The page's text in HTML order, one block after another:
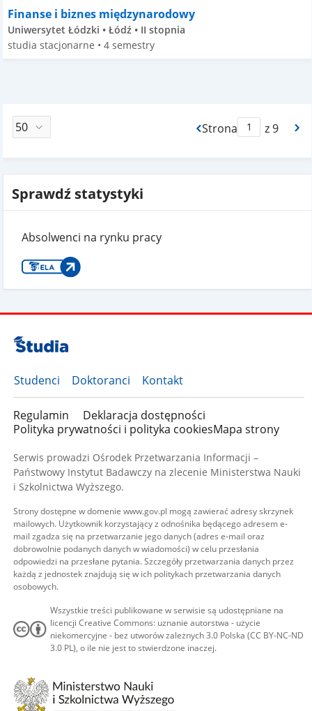
Finanse i biznes międzynarodowy
Uniwersytet Łódzki • Łódź • II stopnia
studia stacjonarne • 4 semestry
Strona
Max Stronaz 9
Sprawdź statystyki
Absolwenci na rynku pracy
Studenci Doktoranci Kontakt
Regulamin
Deklaracja dostępności
Polityka prywatności i polityka cookiesMapa strony
Serwis prowadzi Ośrodek Przetwarzania Informacji –
Państwowy Instytut Badawczy na zlecenie Ministerstwa Nauki
i Szkolnictwa Wyższego.
Strony dostępne w domenie www.gov.pl mogą zawierać adresy skrzynek
mailowych. Użytkownik korzystający z odnośnika będącego adresem e-
mail zgadza się na przetwarzanie jego danych (adres e-mail oraz
dobrowolnie podanych danych w wiadomości) w celu przesłania
odpowiedzi na przesłane pytania. Szczegóły przetwarzania danych przez
każdą z jednostek znajdują się w ich politykach przetwarzania danych
osobowych.
Wszystkie treści publikowane w serwisie są udostępniane na
licencji Creative Commons: uznanie autorstwa - użycie
niekomercyjne - bez utworów zależnych 3.0 Polska (CC BY-NC-ND
3.0 PL), o ile nie jest to stwierdzone inaczej.